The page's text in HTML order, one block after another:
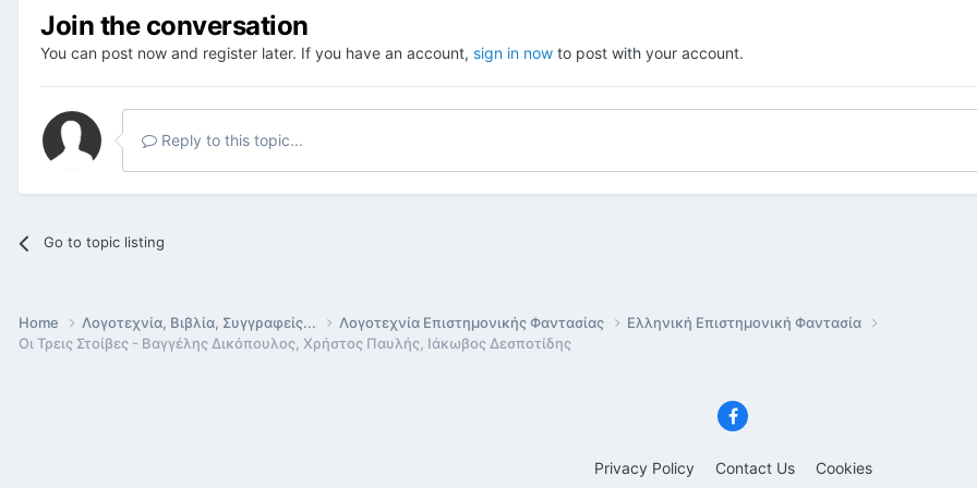
Join the conversation
You can post now and register later. If you have an account, sign in now to post with your account.
Reply to this topic...
Go to topic listing
Home Λογοτεχνία, Βιβλία, Συγγραφείς... Λογοτεχνία Επιστημονικής Φαντασίας
Ελληνική Επιστημονική Φαντασία
Οι Τρεις Στοίβες - Βαγγέλης Δικόπουλος, Χρήστος Παυλής, Ιάκωβος Δεσποτίδης
Privacy Policy Contact Us Cookies